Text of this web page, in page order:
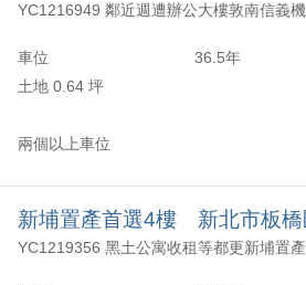
YC1216949 鄰近週遭辦公大樓敦南信義
車位 36.5年
土地 0.64 坪
兩個以上車位
新埔置產首選4樓 新北市板橋
YC1219356 黑土公寓收租等都更新埔置